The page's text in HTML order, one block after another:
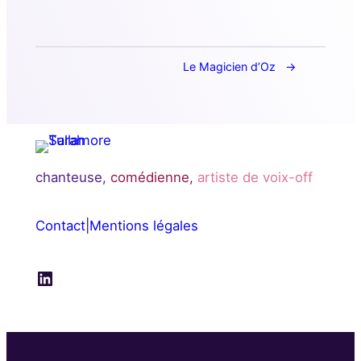
Le Magicien d’Oz
chanteuse, comédienne, artiste de voix-off
Contact| Mentions légales
LinkedIn